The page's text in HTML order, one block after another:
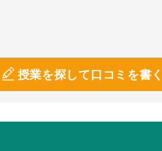
授業を探して口コミを書く